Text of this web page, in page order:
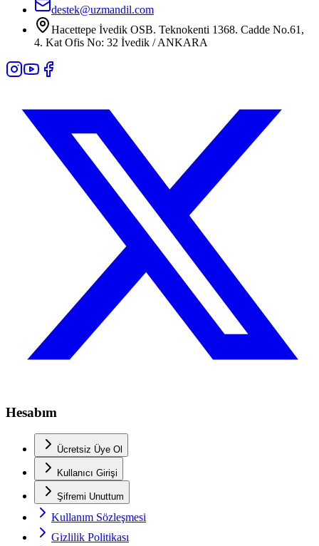
destek@uzmandil.com
Hacettepe İvedik OSB. Teknokenti 1368. Cadde No.61,
4. Kat Ofis No: 32 İvedik / ANKARA
Hesabım
Ücretsiz Üye Ol
Kullanıcı Girişi
Şifremi Unuttum
Kullanım Sözleşmesi
Gizlilik Politikası